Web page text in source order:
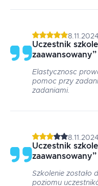
8.11.2024
Uczestnik
zaawansowany”
Elastycznosc
pomoc przy
zadaniami.
8.11.2024
Uczestnik
zaawansowany”
Szkolenie zostało
poziomu